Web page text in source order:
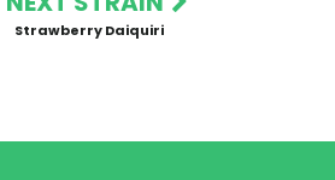
Strawberry Daiquiri